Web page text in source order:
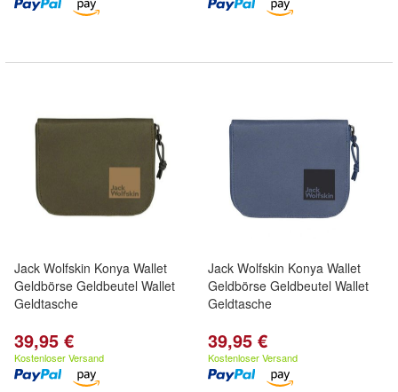
Jack Wolfskin Konya Wallet
Geldbörse Geldbeutel Wallet
Geldtasche
39,95 €
Kostenloser Versand
Jack Wolfskin Konya Wallet
Geldbörse Geldbeutel Wallet
Geldtasche
39,95 €
Kostenloser Versand